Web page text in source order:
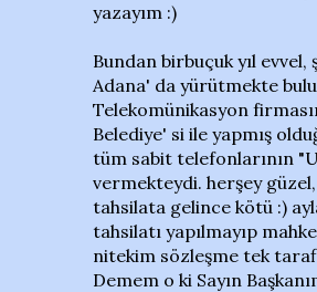
yazayım :)
Bundan birbuçuk yıl evvel,
Adana' da yürütmekte
Telekomünikasyon
Belediye' si ile yapmış
tüm sabit telefonlarının
vermekteydi. herşey
tahsilata gelince kötü :)
tahsilatı yapılmayıp
nitekim sözleşme tek
Demem o ki Sayın